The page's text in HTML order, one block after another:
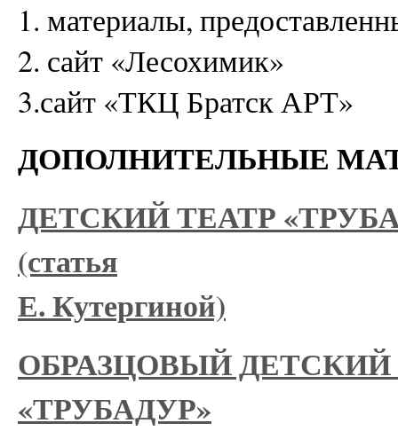
1. материалы,
2. сайт «Лесохимик»
3.сайт «ТКЦ Братск АРТ»
ДОПОЛНИТЕЛЬНЫЕ
ДЕТСКИЙ ТЕАТР
(статья
Е. Кутергиной)
ОБРАЗЦОВЫЙ
«ТРУБАДУР»